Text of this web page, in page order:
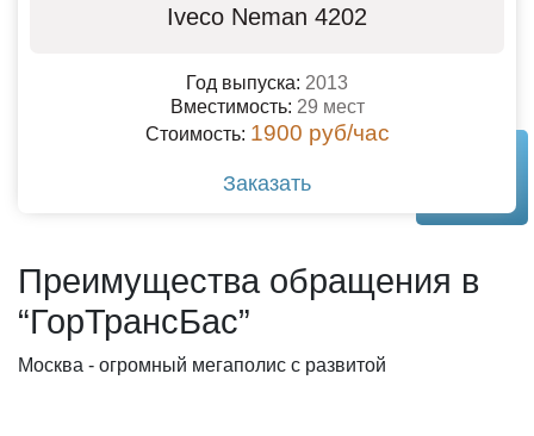
Iveco Neman 4202
Год выпуска: 2013
Вместимость: 29 мест
Стоимость: 1900 руб/час
Заказать
Преимущества обращения в
“ГорТрансБас”
Москва - огромный мегаполис с развитой